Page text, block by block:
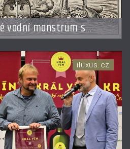
vodní monstrum s
iluxus.cz